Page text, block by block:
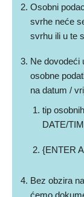
Osobni
svrhe neće
svrhu ili u te
Ne dovodeći
osobne
na datum /
tip
DATE/
{ENTER
Bez obzira
ćemo